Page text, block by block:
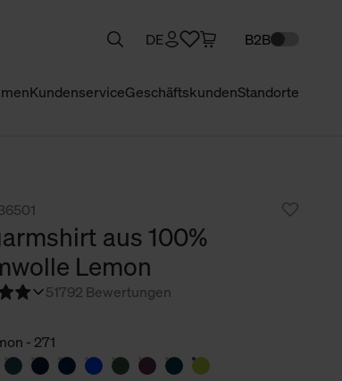
KundenserviceGeschäftskundenStandorte
DE B2B
aus 100%
Lemon
51792 Bewertungen
- 271